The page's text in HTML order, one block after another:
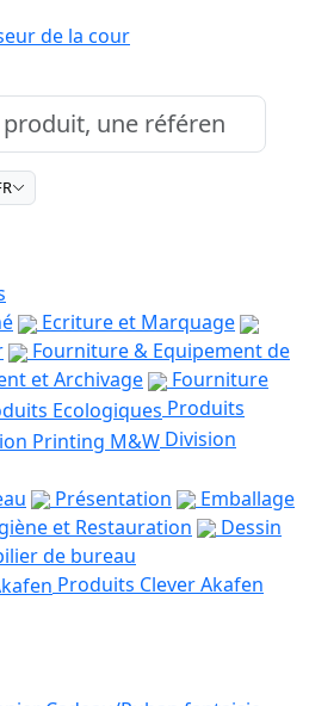
Ecriture et Marquage
Fourniture & Equipement de
et Archivage
Fourniture
Produits
Division
Présentation
Emballage
et Restauration
Dessin
de bureau
Produits Clever Akafen